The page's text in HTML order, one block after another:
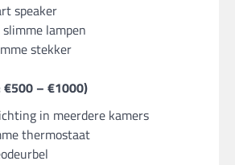
speaker
lampen
stekker
€500 – €1000)
in meerdere kamers
thermostaat